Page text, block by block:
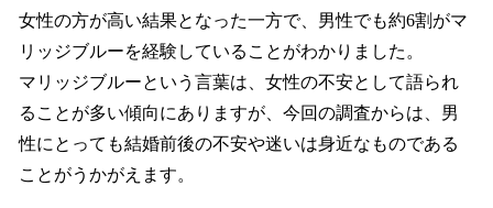
女性の方が高い結果となった一方で、男性でも約6割がマ
リッジブルーを経験していることがわかりました。
マリッジブルーという言葉は、女性の不安として語られ
ることが多い傾向にありますが、今回の調査からは、男
性にとっても結婚前後の不安や迷いは身近なものである
ことがうかがえます。